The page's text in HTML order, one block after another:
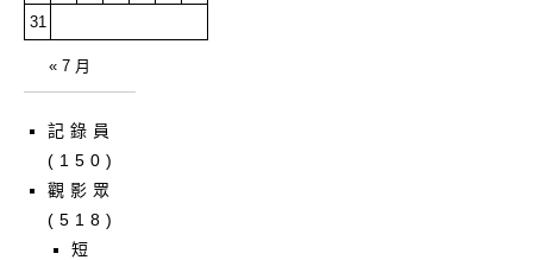
31
« 7 月
記錄員
(150)
觀影眾
(518)
短